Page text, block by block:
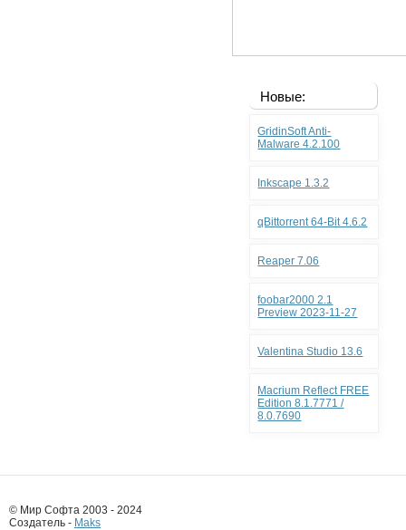
Новые:
GridinSoft Anti-
Malware 4.2.100
Inkscape 1.3.2
qBittorrent 64-Bit 4.6.2
Reaper 7.06
foobar2000 2.1
Preview 2023-11-27
Valentina Studio 13.6
Macrium Reflect FREE
Edition 8.1.7771 /
8.0.7690
© Мир Софта 2003 - 2024
Создатель - Maks